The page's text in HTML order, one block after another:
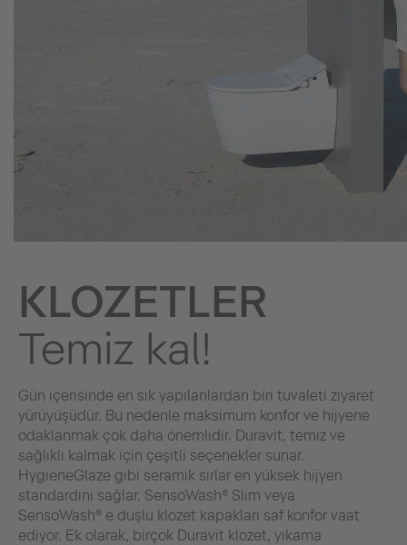
KLOZETLER
Temiz kal!
Gün içerisinde en sık yapılanlardan biri tuvaleti ziyaret
yürüyüşüdür. Bu nedenle maksimum konfor ve hijyene
odaklanmak çok daha önemlidir. Duravit, temiz ve
sağlıklı kalmak için çeşitli seçenekler sunar.
HygieneGlaze gibi seramik sırlar en yüksek hijyen
standardını sağlar. SensoWash® Slim veya
SensoWash® e duşlu klozet kapakları saf konfor vaat
ediyor. Ek olarak, birçok Duravit klozet, yıkama